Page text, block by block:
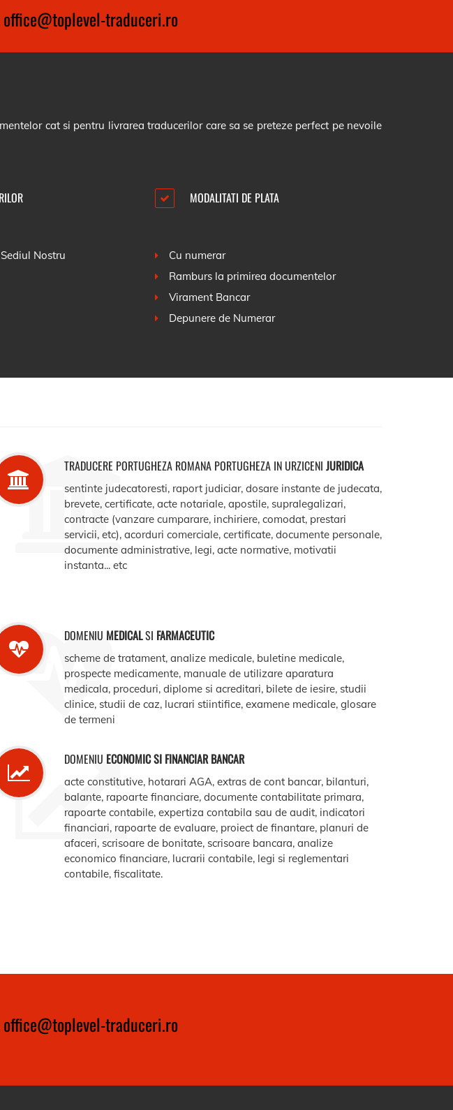
office@toplevel-traduceri.ro
cat si pentru livrarea traducerilor care sa se preteze perfect pe nevoile
Nostru
MODALITATI DE PLATA
Cu numerar
Ramburs la primirea documentelor
Virament Bancar
Depunere de Numerar
TRADUCERE PORTUGHEZA ROMANA PORTUGHEZA IN URZICENI JURIDICA
sentinte judecatoresti, raport judiciar, dosare instante de judecata,
brevete, certificate, acte notariale, apostile, supralegalizari,
contracte (vanzare cumparare, inchiriere, comodat, prestari
servicii, etc), acorduri comerciale, certificate, documente personale,
documente administrative, legi, acte normative, motivatii
instanta... etc
DOMENIU MEDICALSI FARMACEUTIC
scheme de tratament, analize medicale, buletine medicale,
prospecte medicamente, manuale de utilizare aparatura
medicala, proceduri, diplome si acreditari, bilete de iesire, studii
clinice, studii de caz, lucrari stiintifice, examene medicale, glosare
de termeni
DOMENIU ECONOMIC SI FINANCIAR BANCAR
acte constitutive, hotarari AGA, extras de cont bancar, bilanturi,
balante, rapoarte financiare, documente contabilitate primara,
rapoarte contabile, expertiza contabila sau de audit, indicatori
financiari, rapoarte de evaluare, proiect de finantare, planuri de
afaceri, scrisoare de bonitate, scrisoare bancara, analize
economico financiare, lucrarii contabile, legi si reglementari
contabile, fiscalitate.
office@toplevel-traduceri.ro